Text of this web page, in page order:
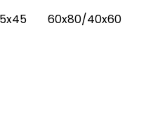
60x80/40x60